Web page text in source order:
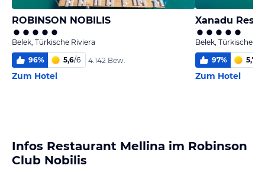
ROBINSON NOBILIS
Belek, Türkische Riviera
96% 5,6/6 4.142 Bew.
Zum Hotel
Xanadu
Belek, Türkische
97% 5,7
Zum Hotel
Infos Restaurant Mellina im Robinson
Club Nobilis